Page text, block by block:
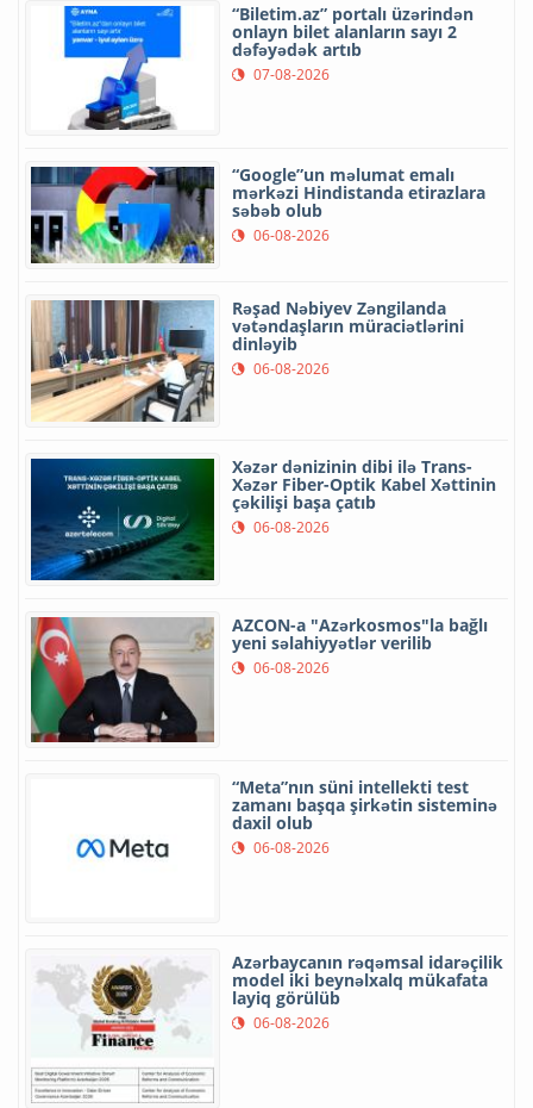
“Biletim.az” portalı üzərindən
onlayn bilet alanların sayı 2
dəfəyədək artıb
07-08-2026
“Google”un məlumat emalı
mərkəzi Hindistanda etirazlara
səbəb olub
06-08-2026
Rəşad Nəbiyev Zəngilanda
vətəndaşların müraciətlərini
dinləyib
06-08-2026
Xəzər dənizinin dibi ilə Trans-
Xəzər Fiber-Optik Kabel Xəttinin
çəkilişi başa çatıb
06-08-2026
AZCON-a "Azərkosmos"la bağlı
yeni səlahiyyətlər verilib
06-08-2026
“Meta”nın süni intellekti test
zamanı başqa şirkətin sisteminə
daxil olub
06-08-2026
Azərbaycanın rəqəmsal idarəçilik
model iki beynəlxalq mükafata
layiq görülüb
06-08-2026